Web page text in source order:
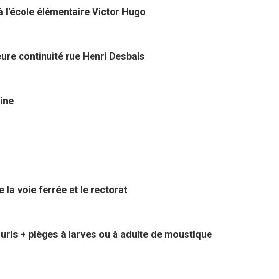
l'école élémentaire Victor Hugo
continuité rue Henri Desbals
la voie ferrée et le rectorat
+ pièges à larves ou à adulte de moustique